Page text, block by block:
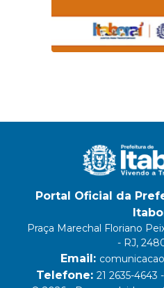
Portal Oficial da
Praça Marechal Floriano
- RJ,
Email:
Telefone: 21 2635-4643